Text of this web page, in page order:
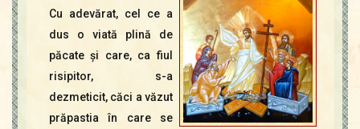
Icoane
Mărgăritare
Calendar
Glosar
Repere
Contact
Cu adevărat, cel ce a
dus o viată plină de
păcate şi care, ca fiul
risipitor, s-a
dezmeticit, căci a văzut
prăpastia în care se